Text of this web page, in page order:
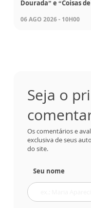
Dourada” e “Coisas
06 AGO 2026 - 10H00
Seja o
Os comentários e
exclusiva de seus
do site.
Seu nome